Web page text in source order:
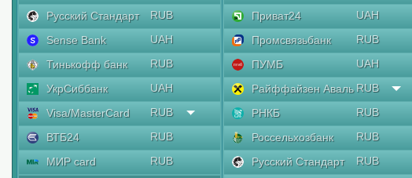
Русский Стандарт
RUB
Sense Bank
UAH
Тинькофф банк
RUB
УкрСиббанк
UAH
Visa/MasterCard
RUB
ВТБ24
RUB
МИР card
RUB
Приват24
UAH
Промсвязьбанк
RUB
ПУМБ
UAH
Райффайзен Аваль RUB
РНКБ
RUB
Россельхозбанк
RUB
Русский Стандарт
RUB